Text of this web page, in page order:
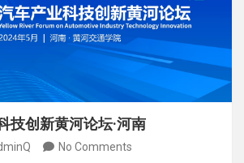
技创新黄河论坛·河南
No Comments